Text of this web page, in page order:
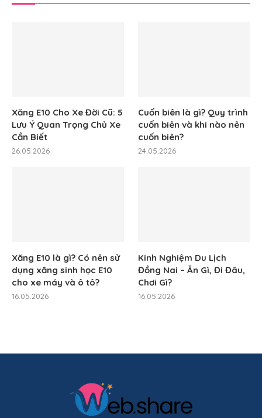
Xăng E10 Cho Xe Đời Cũ: 5
Lưu Ý Quan Trọng Chủ Xe
Cần Biết
26.05.2026
Cuốn biên là gì? Quy trình
cuốn biên và khi nào nên
cuốn biên?
24.05.2026
Xăng E10 là gì? Có nên sử
dụng xăng sinh học E10
cho xe máy và ô tô?
16.05.2026
Kinh Nghiệm Du Lịch
Đồng Nai – Ăn Gì, Đi Đâu,
Chơi Gì?
16.05.2026